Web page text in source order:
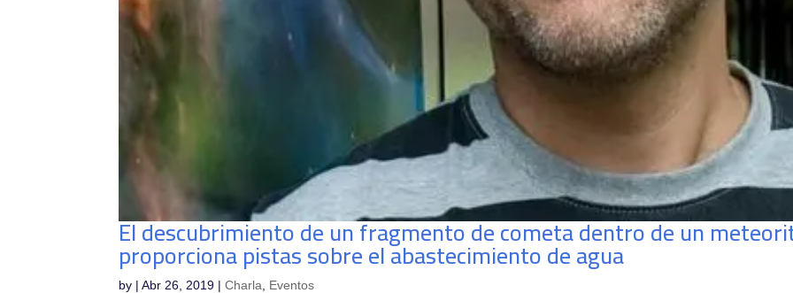
El descubrimiento de un fragmento de cometa dentro de un
proporciona pistas sobre el abastecimiento de agua
by |Abr 26, 2019 |Charla Eventos